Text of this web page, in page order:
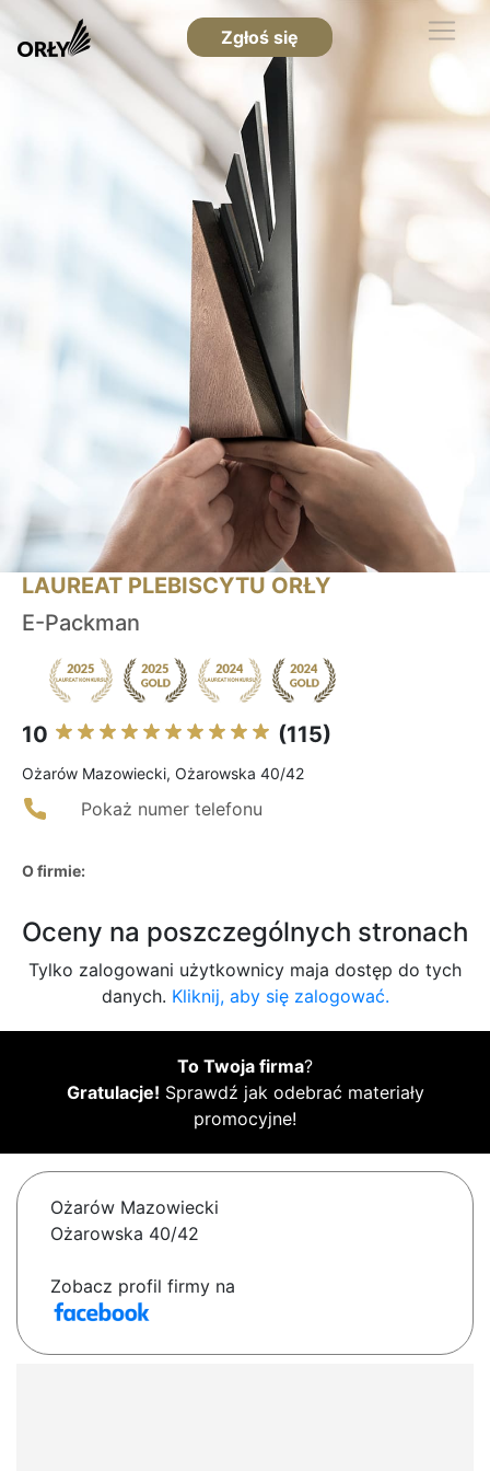
Zgłoś się
LAUREAT PLEBISCYTU ORŁY
E-Packman
10 (115)
Ożarów Mazowiecki, Ożarowska 40/42
Pokaż numer telefonu
O firmie:
Oceny na poszczególnych stronach
Tylko zalogowani użytkownicy maja dostęp do tych
danych. Kliknij, aby się zalogować.
To Twoja firma?
Gratulacje! Sprawdź jak odebrać materiały
promocyjne!
Ożarów Mazowiecki
Ożarowska 40/42
Zobacz profil firmy na